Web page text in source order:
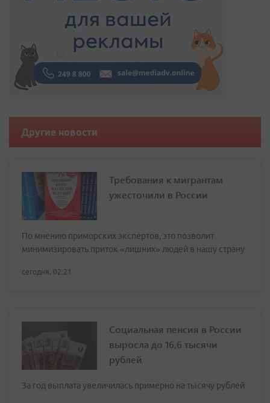
Другие новости
Требования к мигрантам
ужесточили в России
По мнению приморских экспертов, это позволит
минимизировать приток «лишних» людей в нашу страну
сегодня, 02:21
Социальная пенсия в России
выросла до 16,6 тысячи
рублей
За год выплата увеличилась примерно на тысячу рублей